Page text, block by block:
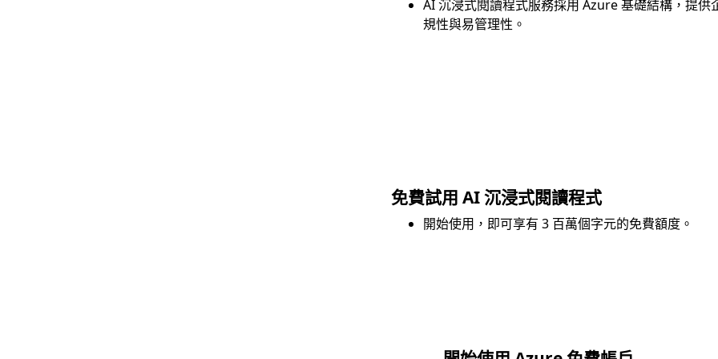
AI 沉浸式閱讀程式服務採用 Azure 基礎結構，提供
規性與易管理性。
免費試用 AI 沉浸式閱讀程式
開始使用，即可享有 3 百萬個字元的免費額度。